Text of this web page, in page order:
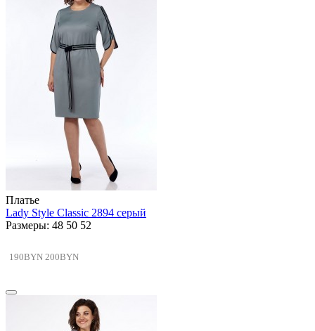
Платье
Lady Style Classic 2894 серый
Размеры: 48 50 52
190BYN 200BYN